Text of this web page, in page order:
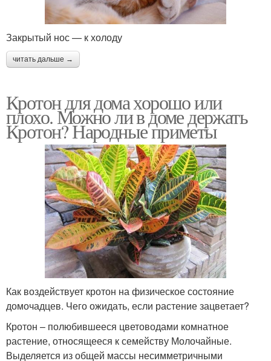
Закрытый нос — к холоду
читать дальше →
Кротон для дома хорошо или
плохо. Можно ли в доме держать
Кротон? Народные приметы
Как воздействует кротон на физическое состояние
домочадцев. Чего ожидать, если растение зацветает?
Кротон – полюбившееся цветоводами комнатное
растение, относящееся к семейству Молочайные.
Выделяется из общей массы несимметричными